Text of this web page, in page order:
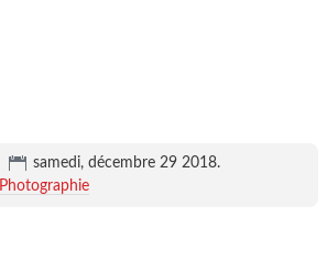
samedi, décembre 29 2018.
Photographie